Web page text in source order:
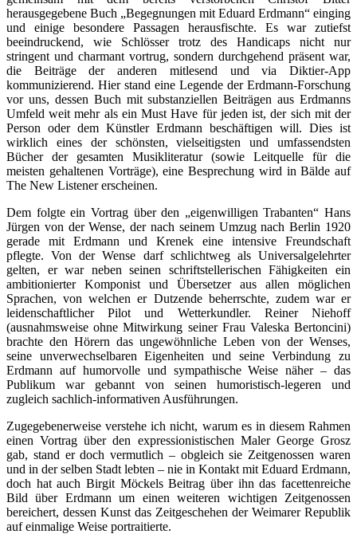
herausgegebene Buch „Begegnungen mit Eduard Erdmann“ einging
und einige besondere Passagen herausfischte. Es war zutiefst
beeindruckend, wie Schlösser trotz des Handicaps nicht nur
stringent und charmant vortrug, sondern durchgehend präsent war,
die Beiträge der anderen mitlesend und via Diktier-App
kommunizierend. Hier stand eine Legende der Erdmann-Forschung
vor uns, dessen Buch mit substanziellen Beiträgen aus Erdmanns
Umfeld weit mehr als ein Must Have für jeden ist, der sich mit der
Person oder dem Künstler Erdmann beschäftigen will. Dies ist
wirklich eines der schönsten, vielseitigsten und umfassendsten
Bücher der gesamten Musikliteratur (sowie Leitquelle für die
meisten gehaltenen Vorträge), eine Besprechung wird in Bälde auf
The New Listener erscheinen.
Dem folgte ein Vortrag über den „eigenwilligen Trabanten“ Hans
Jürgen von der Wense, der nach seinem Umzug nach Berlin 1920
gerade mit Erdmann und Krenek eine intensive Freundschaft
pflegte. Von der Wense darf schlichtweg als Universalgelehrter
gelten, er war neben seinen schriftstellerischen Fähigkeiten ein
ambitionierter Komponist und Übersetzer aus allen möglichen
Sprachen, von welchen er Dutzende beherrschte, zudem war er
leidenschaftlicher Pilot und Wetterkundler. Reiner Niehoff
(ausnahmsweise ohne Mitwirkung seiner Frau Valeska Bertoncini)
brachte den Hörern das ungewöhnliche Leben von der Wenses,
seine unverwechselbaren Eigenheiten und seine Verbindung zu
Erdmann auf humorvolle und sympathische Weise näher – das
Publikum war gebannt von seinen humoristisch-legeren und
zugleich sachlich-informativen Ausführungen.
Zugegebenerweise verstehe ich nicht, warum es in diesem Rahmen
einen Vortrag über den expressionistischen Maler George Grosz
gab, stand er doch vermutlich – obgleich sie Zeitgenossen waren
und in der selben Stadt lebten – nie in Kontakt mit Eduard Erdmann,
doch hat auch Birgit Möckels Beitrag über ihn das facettenreiche
Bild über Erdmann um einen weiteren wichtigen Zeitgenossen
bereichert, dessen Kunst das Zeitgeschehen der Weimarer Republik
auf einmalige Weise portraitierte.